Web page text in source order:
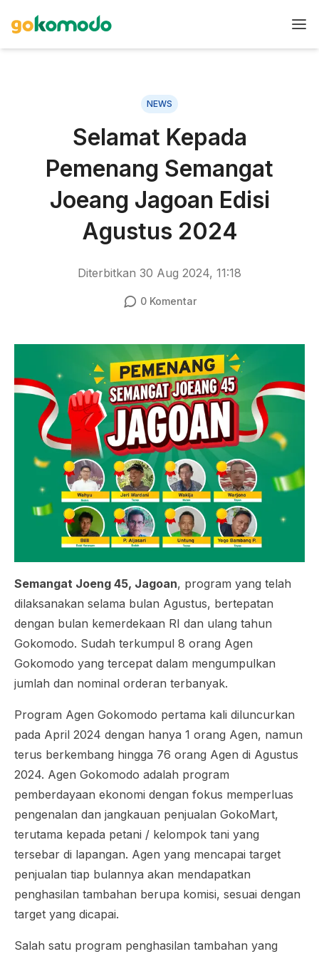
NEWS
Selamat Kepada
Pemenang Semangat
Joeang Jagoan Edisi
Agustus 2024
Diterbitkan 30 Aug 2024, 11:18
0Komentar
Semangat Joeng 45, Jagoan, program yang telah
dilaksanakan selama bulan Agustus, bertepatan
dengan bulan kemerdekaan RI dan ulang tahun
Gokomodo. Sudah terkumpul 8 orang Agen
Gokomodo yang tercepat dalam mengumpulkan
jumlah dan nominal orderan terbanyak.
Program Agen Gokomodo pertama kali diluncurkan
pada April 2024 dengan hanya 1 orang Agen, namun
terus berkembang hingga 76 orang Agen di Agustus
2024. Agen Gokomodo adalah program
pemberdayaan ekonomi dengan fokus memperluas
pengenalan dan jangkauan penjualan GokoMart,
terutama kepada petani / kelompok tani yang
tersebar di lapangan. Agen yang mencapai target
penjualan tiap bulannya akan mendapatkan
penghasilan tambahan berupa komisi, sesuai dengan
target yang dicapai.
Salah satu program penghasilan tambahan yang